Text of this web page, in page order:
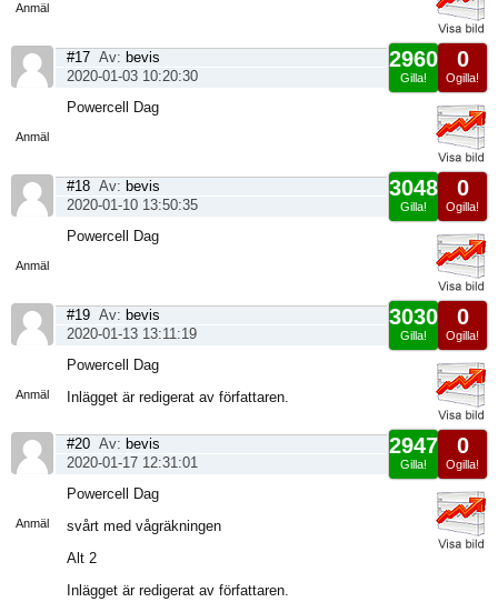
Anmäl
Anmäl
0
Ogilla!
2960
Gilla!
#17 Av: bevis
2020-01-03 10:20:30
Powercell Dag
Anmäl
0
Ogilla!
3048
Gilla!
#18 Av: bevis
2020-01-10 13:50:35
Powercell Dag
Anmäl
0
Ogilla!
3030
Gilla!
#19 Av: bevis
2020-01-13 13:11:19
Powercell Dag
Inlägget är redigerat av författaren.
Anmäl
0
Ogilla!
2947
Gilla!
#20 Av: bevis
2020-01-17 12:31:01
Powercell Dag
svårt med vågräkningen
Alt 2
Inlägget är redigerat av författaren.